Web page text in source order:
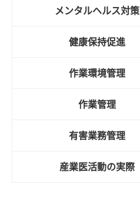
メンタルヘルス対策
健康保持促進
作業環境管理
作業管理
有害業務管理
産業医活動の実際